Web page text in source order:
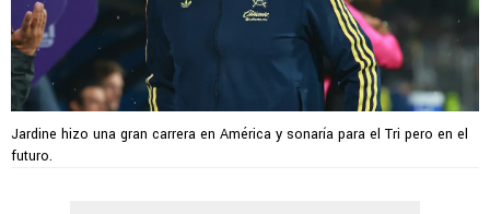
Jardine hizo una gran carrera en América y sonaría para el Tri pero en el
futuro.